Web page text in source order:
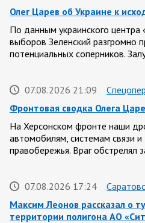
Олег Царев об Украине к
По данным украинского центра
выборов Зеленский разгромно
потенциальных соперников.
07.08.2026 21:09
Фронтовая сводка Олега
На Херсонском фронте наши
автомобилям, системам связи
правобережья. Враг обстрелял
07.08.2026 17:24
Максим Леонов рассказал о
территории полигона АО